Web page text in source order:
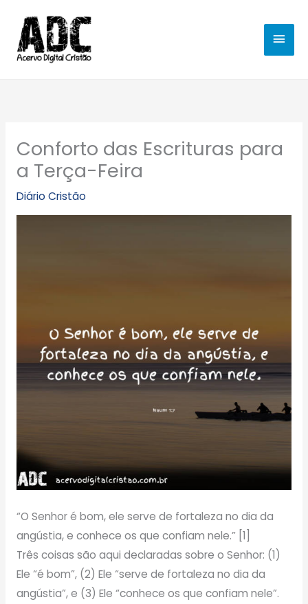
para
conteúdo
Conforto das Escrituras para
a Terça-Feira
Diário Cristão
“O Senhor é bom, ele serve de fortaleza no dia da
angústia, e conhece os que confiam nele.” [1]
Três coisas são aqui declaradas sobre o Senhor: (1)
Ele “é bom”, (2) Ele “serve de fortaleza no dia da
angústia”, e (3) Ele “conhece os que confiam nele”.